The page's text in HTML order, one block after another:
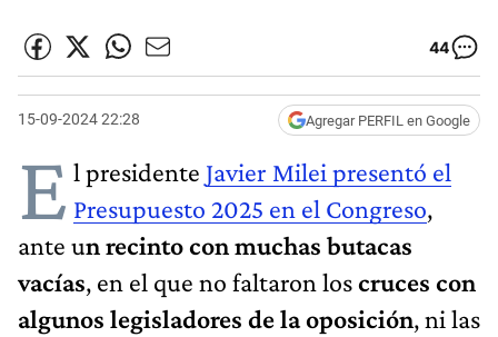
44
15-09-2024 22:28 Agregar PERFIL en Google
E l presidente Javier Milei presentó el
Presupuesto 2025 en el Congreso,
ante un recinto con muchas butacas
vacías, en el que no faltaron loscruces con
algunos legisladores de la oposición, ni las